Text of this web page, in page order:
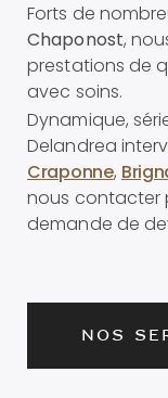
Forts de
Chaponost,
prestations de
avec soins.
Dynamique,
Delandrea
Craponne,
nous contacter
demande de
NOS